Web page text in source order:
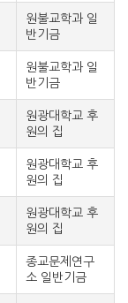
원불교학과 일
반기금
원불교학과 일
반기금
원광대학교 후
원의 집
원광대학교 후
원의 집
원광대학교 후
원의 집
종교문제연구
소 일반기금